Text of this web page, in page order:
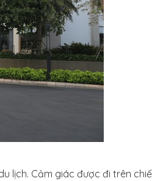
lịch. Cảm giác được đi trên